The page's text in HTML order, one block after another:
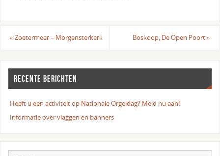
« Zoetermeer – Morgensterkerk Boskoop, De Open Poort»
RECENTE BERICHTEN
Heeft u een activiteit op Nationale Orgeldag? Meld nu aan!
Informatie over vlaggen en banners